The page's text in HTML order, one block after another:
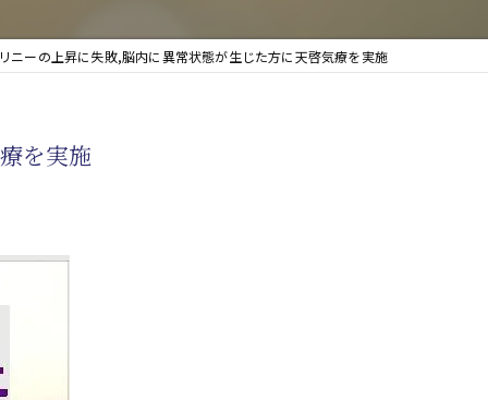
ニーの上昇に失敗,脳内に異常状態が生じた方に天啓気療を実施
を実施